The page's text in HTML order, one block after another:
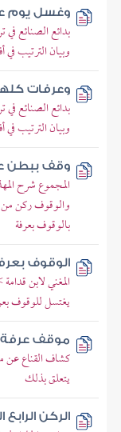
وغسل يوم
بدائع الصنائع
وبيان الترتيب في
وعرفات
بدائع الصنائع
وبيان الترتيب في
وقف ببطن
المجموع شرح
والوقوف ركن من
بالوقوف بعرفة
الوقوف
المغني لابن
يغتسل للوقوف
موقف عرفة
كشاف القناع عن
يتعلق بذلك
الركن